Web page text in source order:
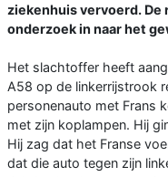
ziekenhuis vervoerd.
onderzoek in naar het
Het slachtoffer heeft
A58 op de linkerrijstrook
personenauto met Frans
met zijn koplampen. Hij
Hij zag dat het Franse
dat die auto tegen zijn